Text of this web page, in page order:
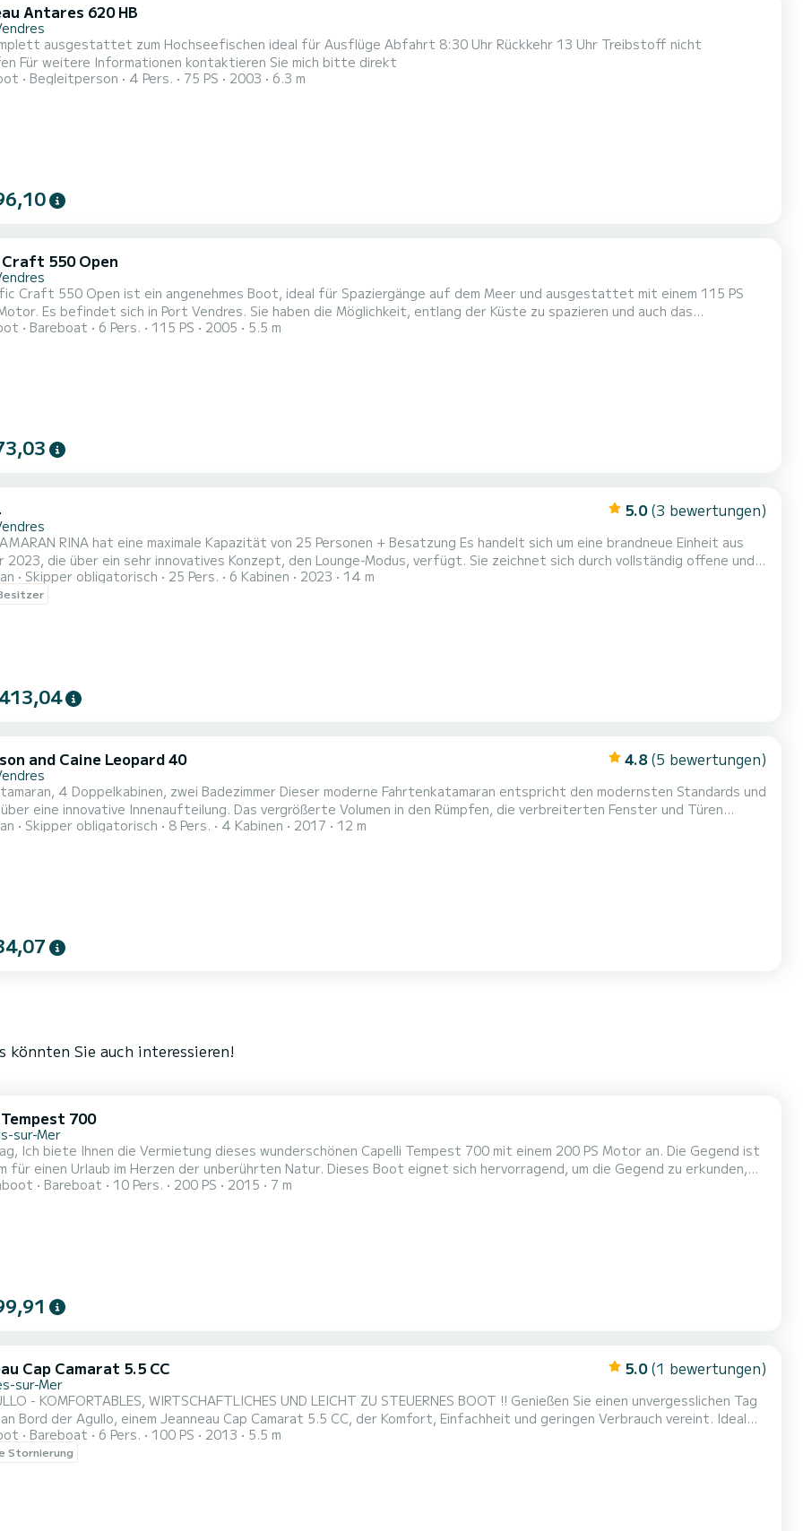
Antares 620 HB
zum Hochseefischen ideal für Ausflüge Abfahrt 8:30 Uhr Rückkehr 13 Uhr Treibstoff nicht
inbegriffen Für weitere Informationen kontaktieren Sie mich bitte direkt
Begleitperson 4 Pers. 75 PS 2003 6.3 m
550 Open
Craft 550 Open ist ein angenehmes Boot, ideal für Spaziergänge auf dem Meer und ausgestattet mit einem 115 PS
sich in Port Vendres. Sie haben die Möglichkeit, entlang der Küste zu spazieren und auch das
Naturschutzgebiet Cerbère-Banyuls zu entdecken. Es ist mit einer Sonnenliege, einem Außentisch ausgestattet.
Bareboat 6 Pers. 115 PS 2005 5.5 m
5.0 (3 bewertungen)
RINA hat eine maximale Kapazität von 25 Personen + Besatzung Es handelt sich um eine brandneue Einheit aus
2023, die über ein sehr innovatives Konzept, den Lounge-Modus, verfügt. Sie zeichnet sich durch vollständig offene und
aus Raum. Es gibt kein vorderes Trampolin, aber ein großes Cockpit mit Sonnenliegen und Tischen,
Entspannungsbereich. Auf dem Dach gibt es noch mehr Sonnenliegen. br>Aber die eigentliche
Skipper obligatorisch 25 Pers. 6 Kabinen 2023 14 m
and Caine Leopard 40 4.8 (5 bewertungen)
4 Doppelkabinen, zwei Badezimmer Dieser moderne Fahrtenkatamaran entspricht den modernsten Standards und
eine innovative Innenaufteilung. Das vergrößerte Volumen in den Rümpfen, die verbreiterten Fenster und Türen
mehr Innenraum und eine bessere 360-Grad-Sicht nach außen. Die Besonderheit von ist die einzigartige, nach vorne
Skipper obligatorisch 8 Pers. 4 Kabinen 2017 12 m
könnten Sie auch interessieren!
700
sur-Mer
Motor an. Die Gegend ist
Urlaub im Herzen der unberührten Natur. Dieses Boot eignet sich hervorragend, um die Gegend zu erkunden,
von 10 Personen ist es perfekt für Ausflüge mit der Familie oder Freunden. Für 10 Personen: 5 Erwachsene und
Bareboat 10 Pers. 200 PS 2015 7 m
Cap Camarat 5.5 CC 5.0 (1 bewertungen)
sur-Mer
- KOMFORTABLES, WIRTSCHAFTLICHES UND LEICHT ZU STEUERNES BOOT !! Genießen Sie einen unvergesslichen Tag
Bord der Agullo, einem Jeanneau Cap Camarat 5.5 CC, der Komfort, Einfachheit und geringen Verbrauch vereint. Ideal
der Vermeille-Küste, zum Entdecken von Buchten, zum Mittagessen vor Anker oder einfach zum Entspannen in der
Bareboat 6 Pers. 100 PS 2013 5.5 m
Stornierung